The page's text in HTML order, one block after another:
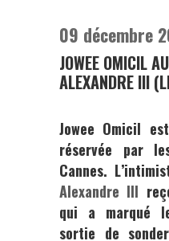
09 décembre
JOWEE OMICIL
ALEXANDRE III
Jowee Omicil
réservée par
Cannes.
Alexandre III
qui a marqué
sortie de